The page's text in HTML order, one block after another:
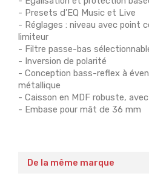
- Presets d’EQ Music et Live
- Réglages : niveau avec point
limiteur
- Filtre passe-bas
- Inversion de polarité
- Conception bass-reflex à
métallique
- Caisson en MDF robuste,
- Embase pour mât de 36 mm
De la même marque